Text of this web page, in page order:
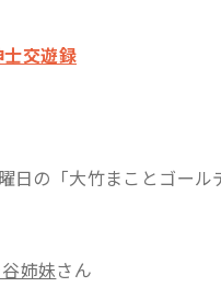
交遊録
の「大竹まことゴール
姉妹さん